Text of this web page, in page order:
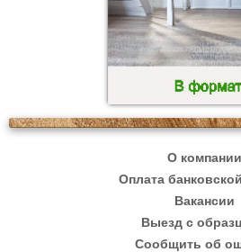
О компании
Оплата
Вакансии
Выезд с
Сообщить об